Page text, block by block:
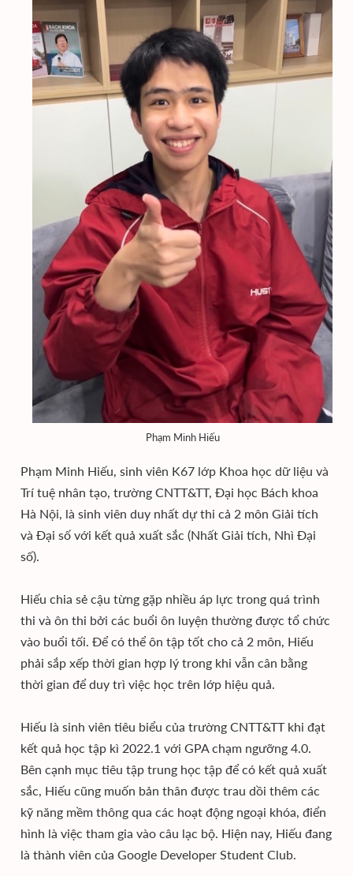
Phạm Minh Hiếu
Phạm Minh Hiếu, sinh viên K67 lớp Khoa học dữ liệu và
Trí tuệ nhân tạo, trường CNTT&TT, Đại học Bách khoa
Hà Nội, là sinh viên duy nhất dự thi cả 2 môn Giải tích
và Đại số với kết quả xuất sắc (Nhất Giải tích, Nhì Đại
số).
Hiếu chia sẻ cậu từng gặp nhiều áp lực trong quá trình
thi và ôn thi bởi các buổi ôn luyện thường được tổ chức
vào buổi tối. Để có thể ôn tập tốt cho cả 2 môn, Hiếu
phải sắp xếp thời gian hợp lý trong khi vẫn cân bằng
thời gian để duy trì việc học trên lớp hiệu quả.
Hiếu là sinh viên tiêu biểu của trường CNTT&TT khi đạt
kết quả học tập kì 2022.1 với GPA chạm ngưỡng 4.0.
Bên cạnh mục tiêu tập trung học tập để có kết quả xuất
sắc, Hiếu cũng muốn bản thân được trau dồi thêm các
kỹ năng mềm thông qua các hoạt động ngoại khóa, điển
hình là việc tham gia vào câu lạc bộ. Hiện nay, Hiếu đang
là thành viên của Google Developer Student Club.